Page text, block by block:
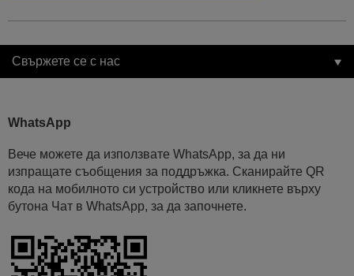
Свържете се с нас
WhatsApp
Вече можете да използвате WhatsApp, за да ни
изпращате съобщения за поддръжка. Сканирайте QR
кода на мобилното си устройство или кликнете върху
бутона Чат в WhatsApp, за да започнете.